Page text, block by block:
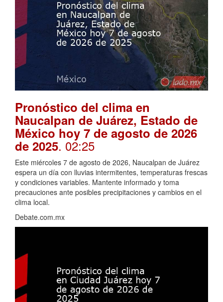
Pronóstico del clima en
Naucalpan de Juárez, Estado de
México hoy 7 de agosto de 2026
de 2025. 02:25
Este miércoles 7 de agosto de 2026, Naucalpan de Juárez
espera un día con lluvias intermitentes, temperaturas frescas
y condiciones variables. Mantente informado y toma
precauciones ante posibles precipitaciones y cambios en el
clima local.
Debate.com.mx